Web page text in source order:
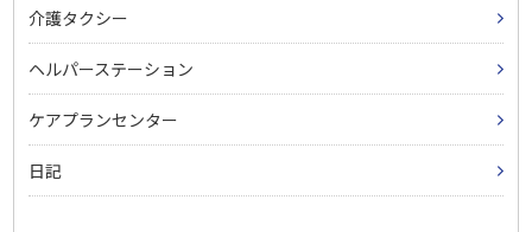
介護タクシー
ヘルパーステーション
ケアプランセンター
日記